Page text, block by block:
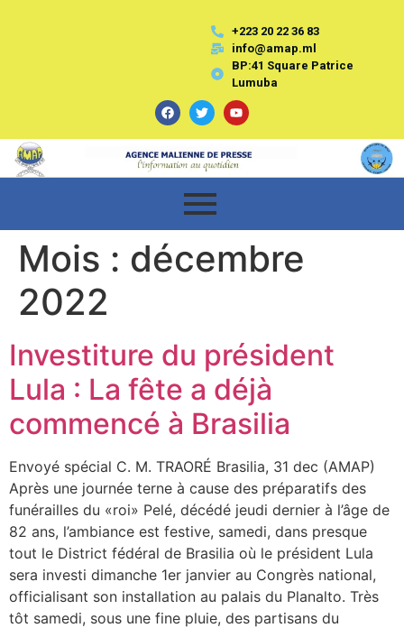
+223 20 22 36 83
info@amap.ml
BP:41 Square Patrice
Lumuba
Mois : décembre
2022
Investiture du président
Lula : La fête a déjà
commencé à Brasilia
Envoyé spécial C. M. TRAORÉ Brasilia, 31 dec (AMAP)
Après une journée terne à cause des préparatifs des
funérailles du «roi» Pelé, décédé jeudi dernier à l’âge de
82 ans, l’ambiance est festive, samedi, dans presque
tout le District fédéral de Brasilia où le président Lula
sera investi dimanche 1er janvier au Congrès national,
officialisant son installation au palais du Planalto. Très
tôt samedi, sous une fine pluie, des partisans du